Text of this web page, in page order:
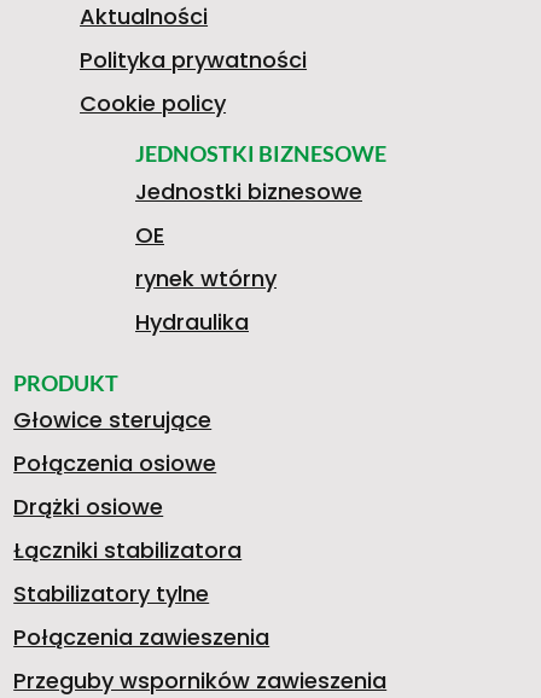
JEDNOSTKI BIZNESOWE
Jednostki biznesowe
OE
rynek wtórny
Hydraulika
PRODUKT
Głowice sterujące
Połączenia osiowe
Drążki osiowe
Łączniki stabilizatora
Stabilizatory tylne
Połączenia zawieszenia
Przeguby wsporników zawieszenia
Aktualności
Polityka prywatności
Cookie policy